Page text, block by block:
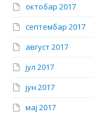
октобар 2017
септембар 2017
август 2017
јул 2017
јун 2017
мај 2017